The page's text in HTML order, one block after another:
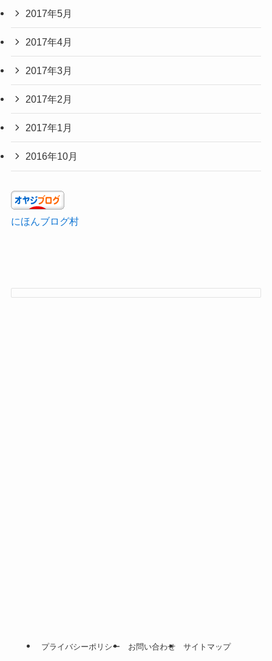
2017年5月
2017年4月
2017年3月
2017年2月
2017年1月
2016年10月
にほんブログ村
プライバシーポリシー お問い合わせ サイトマップ